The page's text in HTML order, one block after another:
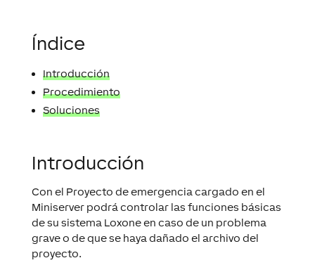
Índice
Introducción
Procedimiento
Soluciones
Introducción
Con el Proyecto de emergencia cargado en el
Miniserverpodrá controlar las funciones básicas
de su sistema Loxoneen caso de un problema
grave o de que se haya dañado el archivo del
proyecto.